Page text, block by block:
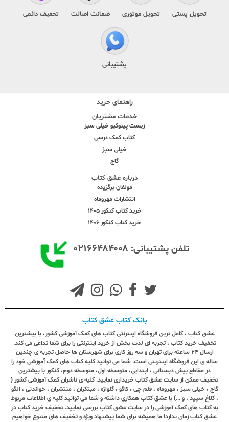
تحویل پستی تحویل موتوری ضمانت اصالت تخفیف دائمی
پشتیبانی
راهنمای خرید
خدمات مشتریان
زیست پینوکیو خیلی سبز
کتاب کمک درسی
خیلی سبز
گاج
درباره عشق کتاب
مولفان برگزیده
انتشارات مهروماه
خرید کتاب کنکور 1405
خرید کتاب کنکور 1406
تلفن پشتیبانی: ۰۲۱۶۶۴۸۴۰۰۸
بانک کتاب عشق کتاب
عشق کتاب ، کامل ترین فروشگاه اینترنتی کتاب های کمک آموزشی کشور، با بیشترین
تخفیف خرید کتاب ، تجربه ای لذت بخش از خرید اینترنتی را برای شما تداعی می کند.
ارسال ٢٤ ساعته برای تهران و سه روز کاری برای شهرستان ها حاصل تجربه ی چندین
ساله ی این فروشگاه اینترنتی است. شما می توانید کلیه کتاب های کمک آموزشی خود را
در مقاطع پیش دبستانی ، ابتدایی، متوسطه اول، متوسطه دوم، کنکور با بیشترین
تخفیف ممکن از سایت عشق کتاب خریداری نمایید. کلیه ی ناشران کمک آموزشی کشور (
گاج ، خیلی سبز ، مهروماه ، قلم چی ، کاگو ، گلواژه ، مبتکران ، منتشران ، خواندنی ، الگو
، کلاغ سپید ، و ...) با عشق کتاب همکاری داشته و شما می توانید کلیه ی اطلاعات مربوط
به کتاب های کمک آموزشی را در سایت عشق کتاب بررسی نمایید. تخفیف خرید کتاب در
عشق کتاب زمان ندارد! ما همیشه برای شما پیشنهاد ویژه و تخفیف های متنوع خواهیم